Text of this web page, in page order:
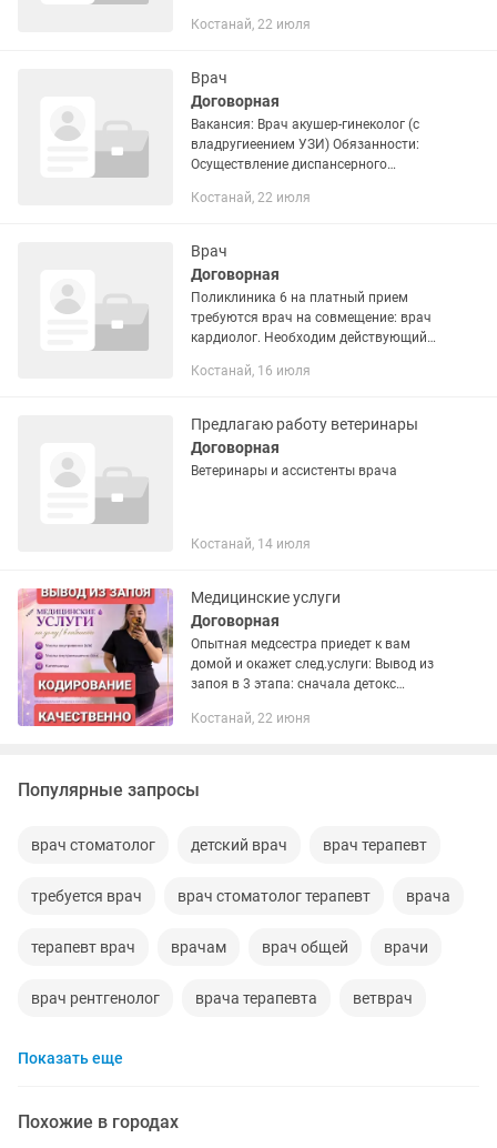
утвержденным графиком. Проведение
лечения...
Костанай, 22 июля
Врач
Договорная
Вакансия: Врач акушер-гинеколог (с
владругиеением УЗИ) Обязанности:
Осуществление диспансерного
выделение женщин группы риска.
Костанай, 22 июля
Врач
Договорная
Поликлиника 6 на платный прием
требуются врач на совмещение: врач
кардиолог. Необходим действующий
свободных ставок 0, 25.
Костанай, 16 июля
Предлагаю работу ветеринары
Договорная
Ветеринары и ассистенты врача
Костанай, 14 июля
Медицинские услуги
Договорная
Опытная медсестра приедет к вам
домой и окажет след.услуги: Вывод из
запоя в 3 этапа: сначала детокс
комплекс и хорошие сильные
Костанай, 22 июня
Популярные запросы
врач стоматолог детский врач врач терапевт
требуется врач врач стоматолог терапевт врача
терапевт врач врачам врач общей врачи
врач рентгенолог врача терапевта ветврач
Показать еще
Похожие в городах